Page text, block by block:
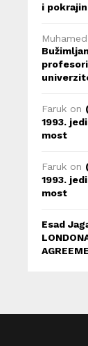
i
Faruk on
1993.
most
Faruk on
1993.
most
Esad